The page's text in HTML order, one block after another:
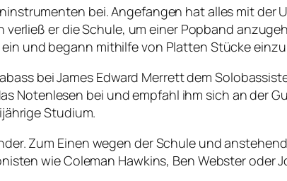
bei. Angefangen hat alles mit der
er die Schule, um einer Popband
und begann mithilfe von Platten Stücke
bei James Edward Merrett dem
Notenlesen bei und empfahl ihm sich an der
Studium.
Zum Einen wegen der Schule und
wie Coleman Hawkins, Ben Webster oder